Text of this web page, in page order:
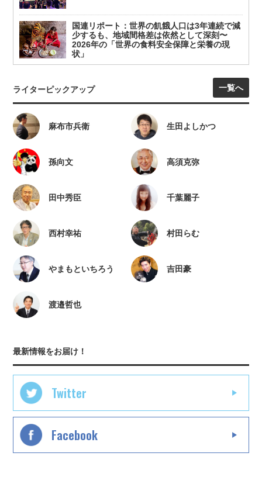
国連リポート：世界の飢餓人口は3年連続で減
少するも、地域間格差は依然として深刻〜
2026年の「世界の食料安全保障と栄養の現
状」
ライターピックアップ 一覧へ
麻布市兵衛 生田よしかつ
孫向文 高須克弥
田中秀臣 千葉麗子
西村幸祐 村田らむ
やまもといちろう 吉田豪
渡邉哲也
最新情報をお届け！
Twitter
Facebook